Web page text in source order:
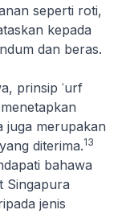
seperti roti,
kepada
dan beras.
prinsip ʿurf
juga merupakan
diterima.13
bahawa
Singapura
jenis